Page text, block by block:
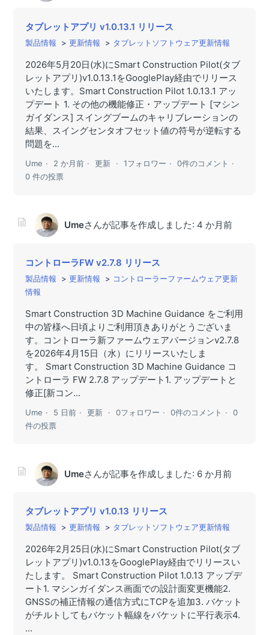
タブレットアプリ v1.0.13.1 リリース
製品情報 更新情報 タブレットソフトウェア更新情報
2026年5月20日(水)にSmart Construction Pilot(タブ
レットアプリ)v1.0.13.1をGooglePlay経由でリリース
いたします。Smart Construction Pilot 1.0.13.1 アッ
プデート 1. その他の機能修正・アップデート [マシン
ガイダンス] スイングブームのキャリブレーションの
結果、スイングセンタオフセット値の符号が逆転する
問題を...
Ume 2 か月前 更新 1フォロワー
0件のコメント
0 件の投票
Umeさんが記事を作成しました: 4 か月前
コントローラFW v2.7.8 リリース
製品情報 更新情報
コントローラーファームウェア更新
情報
Smart Construction 3D Machine Guidance をご利用
中の皆様へ日頃よりご利用頂きありがとうございま
す。コントローラ新ファームウェアバージョンv2.7.8
を2026年4月15日（水）にリリースいたしま
す。 Smart Construction 3D Machine Guidance コ
ントローラ FW 2.7.8 アップデート1. アップデートと
修正[新コン...
Ume 5 日前 更新 0フォロワー 0件のコメント
0
件の投票
Umeさんが記事を作成しました: 6 か月前
タブレットアプリ v1.0.13 リリース
製品情報 更新情報 タブレットソフトウェア更新情報
2026年2月25日(水)にSmart Construction Pilot(タブ
レットアプリ)v1.0.13をGooglePlay経由でリリースい
たします。 Smart Construction Pilot 1.0.13 アップデ
ート1. マシンガイダンス画面での設計面変更機能2.
GNSSの補正情報の通信方式にTCPを追加3. バケット
がチルトしてもバケット幅線をバケットに平行表示4.
...